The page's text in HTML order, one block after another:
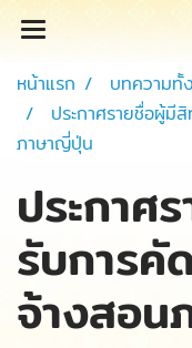
หน้าแรก บทความทั้
ประกาศรายชื่อผู้มี
ภาษาญี่ปุ่น
ประกาศ
รับการคั
จ้างสอ